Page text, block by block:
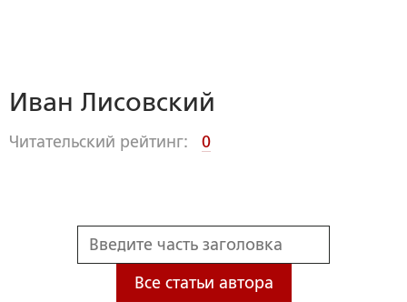
Иван Лисовский
Читательский рейтинг: 0
Все статьи автора